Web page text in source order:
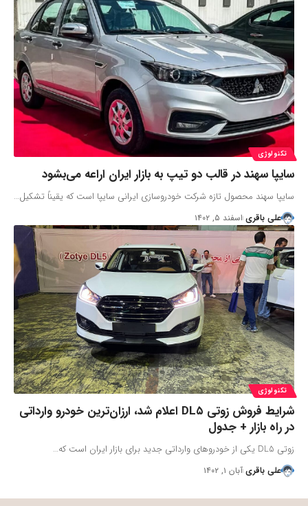
تکنولوژی
سایپا سهند در قالب دو تیپ به بازار ایران اراعه می‌بشود
سایپا سهند محصول تازه شرکت خودروسازی ایرانی سایپا است که یقیناً تشکیل…
علی باقری اسفند ۵, ۱۴۰۲
تکنولوژی
شرایط فروش زوتی DL۵ اعلام شد، ارزان‌ترین خودرو وارداتی
در راه بازار + جدول
زوتی DL5 یکی از خودروهای وارداتی جدید برای بازار ایران است که…
علی باقری آبان ۱, ۱۴۰۲